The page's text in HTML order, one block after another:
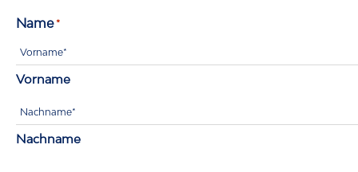
Name *
Vorname
Nachname